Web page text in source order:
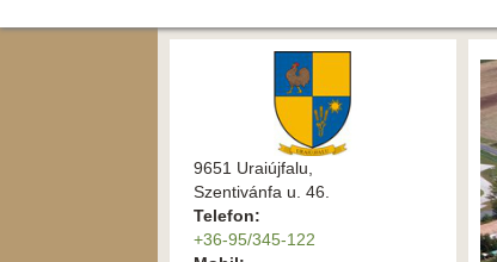
9651 Uraiújfalu,
Szentivánfa u. 46.
Telefon:
+36-95/345-122